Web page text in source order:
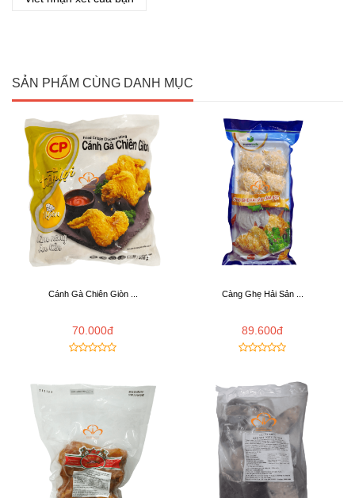
SẢN PHẨM CÙNG DANH MỤC
Cánh Gà Chiên Giòn ...
70.000đ
Càng Ghẹ Hải Sản ...
89.600đ